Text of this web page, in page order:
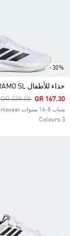
-30%
حذاء للأطفال DURAMO SL
Price Reduced From
QR 239.00ToQR 167.30
شباب 8-16 سنوات Sportswear
3 Colours